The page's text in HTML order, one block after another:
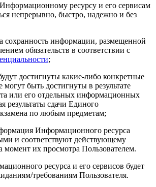
ресурсу и его сервисам
непрерывно, быстро, надежно и без
сохранность информации, размещенной
обязательств в соответствии с
;
достигнуты какие-либо конкретные
могут быть достигнуты в результате
или его отдельных информационных
результаты сдачи Единого
по любым предметам;
Информационного ресурса
и соответствуют действующему
момент их просмотра Пользователем.
ресурса и его сервисов будет
требованиям Пользователя.